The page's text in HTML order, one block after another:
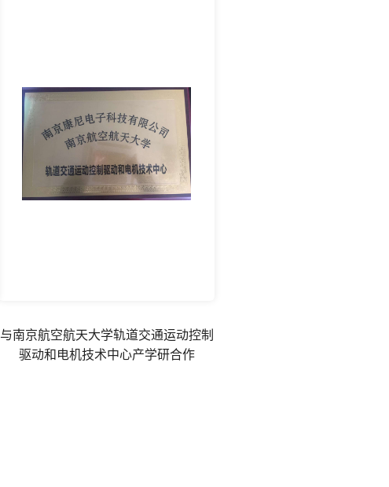
与南京航空航天大学轨道交通运动控制
驱动和电机技术中心产学研合作